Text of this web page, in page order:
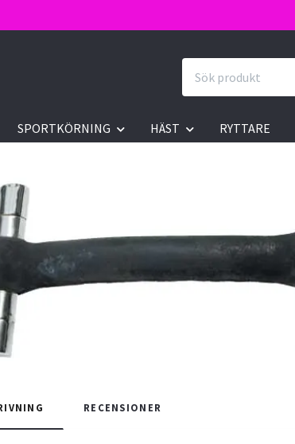
SPORTKÖRNING HÄST RYTTARE
RECENSIONER